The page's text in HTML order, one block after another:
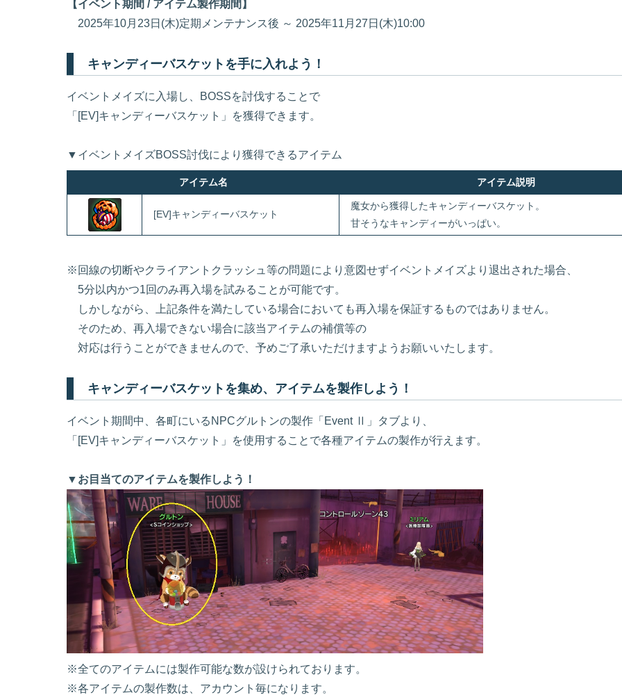
【イベント期間 / アイテム製作期間】
2025年10月23日(木)定期メンテナンス後 ～ 2025年11月27日(木)10:00
キャンディーバスケットを手に入れよう！
イベントメイズに入場し、BOSSを討伐することで
「[EV]キャンディーバスケット」を獲得できます。
▼イベントメイズBOSS討伐により獲得できるアイテム
アイテム名 アイテム説明
[EV]キャンディーバスケット
魔女から獲得したキャンディーバスケット。
甘そうなキャンディーがいっぱい。
※回線の切断やクライアントクラッシュ等の問題により意図せずイベントメイズより退出された場合、
5分以内かつ1回のみ再入場を試みることが可能です。
しかしながら、上記条件を満たしている場合においても再入場を保証するものではありません。
そのため、再入場できない場合に該当アイテムの補償等の
対応は行うことができませんので、予めご了承いただけますようお願いいたします。
キャンディーバスケットを集め、アイテムを製作しよう！
イベント期間中、各町にいるNPCグルトンの製作「Event Ⅱ」タブより、
「[EV]キャンディーバスケット」を使用することで各種アイテムの製作が行えます。
▼お目当てのアイテムを製作しよう！
※全てのアイテムには製作可能な数が設けられております。
※各アイテムの製作数は、アカウント毎になります。